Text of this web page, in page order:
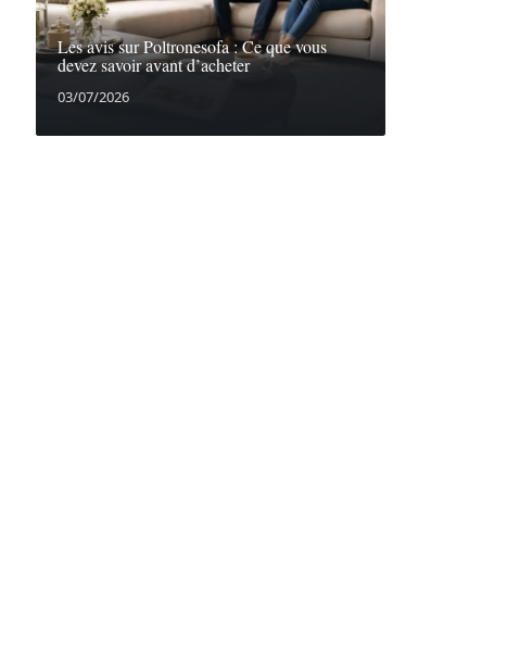
Les avis sur Poltronesofa : Ce que vous
devez savoir avant d’acheter
03/07/2026